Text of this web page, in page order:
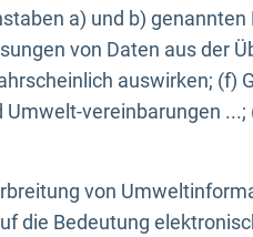
a) und b)
von Daten aus der
auswirken; (f)
Umwelt-vereinbarungen
von
die Bedeutung